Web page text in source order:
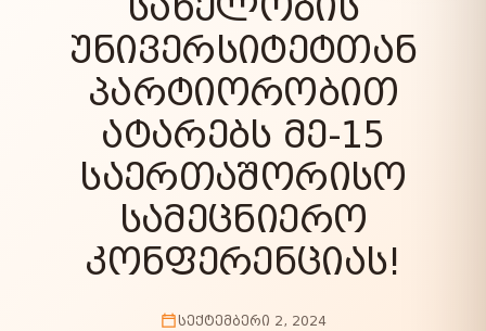
ᲡᲐᲮᲔᲚᲝᲑᲘᲡ
ᲣᲜᲘᲕᲔᲠᲡᲘᲢᲔᲢᲗᲐᲜ
ᲞᲐᲠᲢᲘᲝᲠᲝᲑᲘᲗ
ᲐᲢᲐᲠᲔᲑᲡ ᲛᲔ-15
ᲡᲐᲔᲠᲗᲐᲨᲝᲠᲘᲡᲝ
ᲡᲐᲛᲔᲪᲜᲘᲔᲠᲝ
ᲙᲝᲜᲤᲔᲠᲔᲜᲪᲘᲐᲡ!
ᲡᲔᲥᲢᲔᲛᲑᲔᲠᲘ 2, 2024